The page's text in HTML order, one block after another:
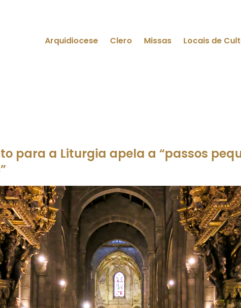
Arquidiocese Clero Missas Locais de
para a Liturgia apela a “passos